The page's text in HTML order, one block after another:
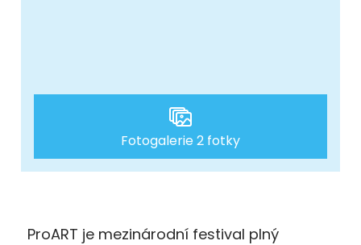
Fotogalerie 2 fotky
ProART je mezinárodní festival plný